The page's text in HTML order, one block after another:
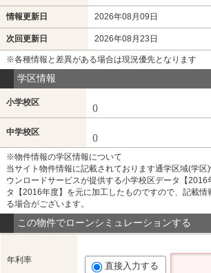
情報更新日 2026年08月09日
次回更新日 2026年08月23日
※各種情報と差異がある場合は現況優先となります
学区情報
小学校区
()
中学校区
()
※物件情報の学区情報について
当サイト物件情報に記載されております通学区域(学
ウンロードサービスが提供する小学校区データ【2016
タ【2016年度】を元に加工したものですので、記載情
る場合がございます。
この物件でローンシミュレーションする
年利率
直接入力する